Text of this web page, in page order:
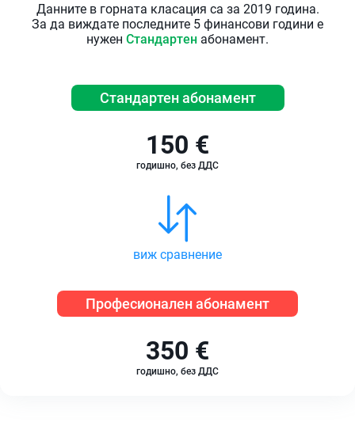
Данните в горната класация са за 2019 година.
За да виждате последните 5 финансови години е
нужен Стандартен абонамент.
Стандартен абонамент
150 €
годишно, без ДДС
виж сравнение
Професионален абонамент
350 €
годишно, без ДДС